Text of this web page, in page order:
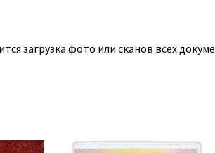
загрузка фото или сканов всех